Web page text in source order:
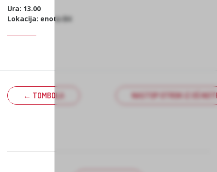
Ura: 13.00
Lokacija: enota B4
← TOMBOLA NASTOP OTROK IZ OŠ